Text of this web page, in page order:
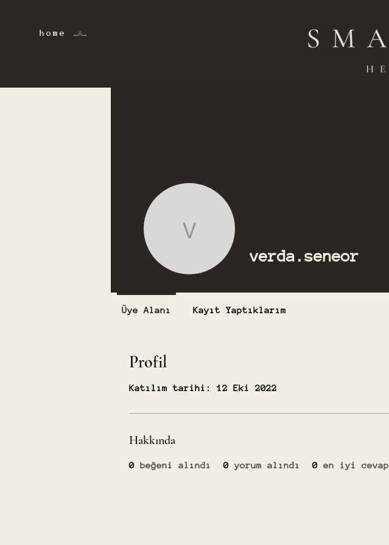
home 𓂜
Profil
Katılım tarihi: 12 Eki 2022
Hakkında
0 beğeni alındı 0 yorum alındı 0 en iyi cevap
verda.seneor
verda.seneor
Üye Alanı Kayıt Yaptıklarım